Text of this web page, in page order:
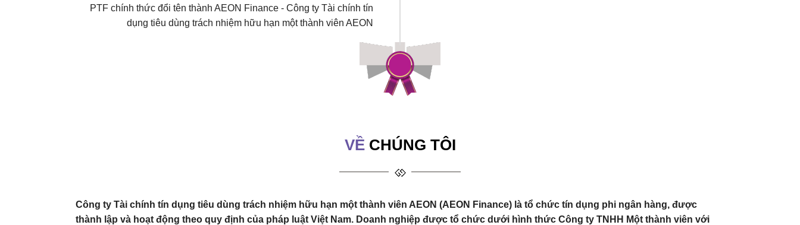
PTF chính thức đổi tên thành AEON Finance - Công ty Tài chính tín
dụng tiêu dùng trách nhiệm hữu hạn một thành viên AEON
VỀ CHÚNG TÔI
Công ty Tài chính tín dụng tiêu dùng trách nhiệm hữu hạn một thành viên AEON (AEON Finance) là tổ chức tín dụng phi ngân hàng, được
thành lập và hoạt động theo quy định của pháp luật Việt Nam. Doanh nghiệp được tổ chức dưới hình thức Công ty TNHH Một thành viên với